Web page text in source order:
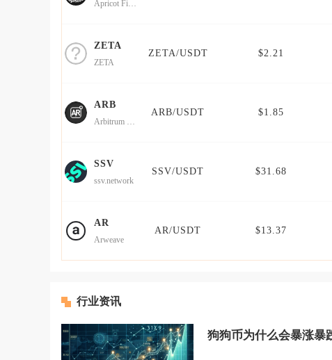
ZETA
ZETA
ZETA/USDT $2.21
ARB
ARB/USDT $1.85
SSV
ssv.network
SSV/USDT $31.68
AR
Arweave
AR/USDT $13.37
行业资讯
狗狗币为什么会暴涨暴